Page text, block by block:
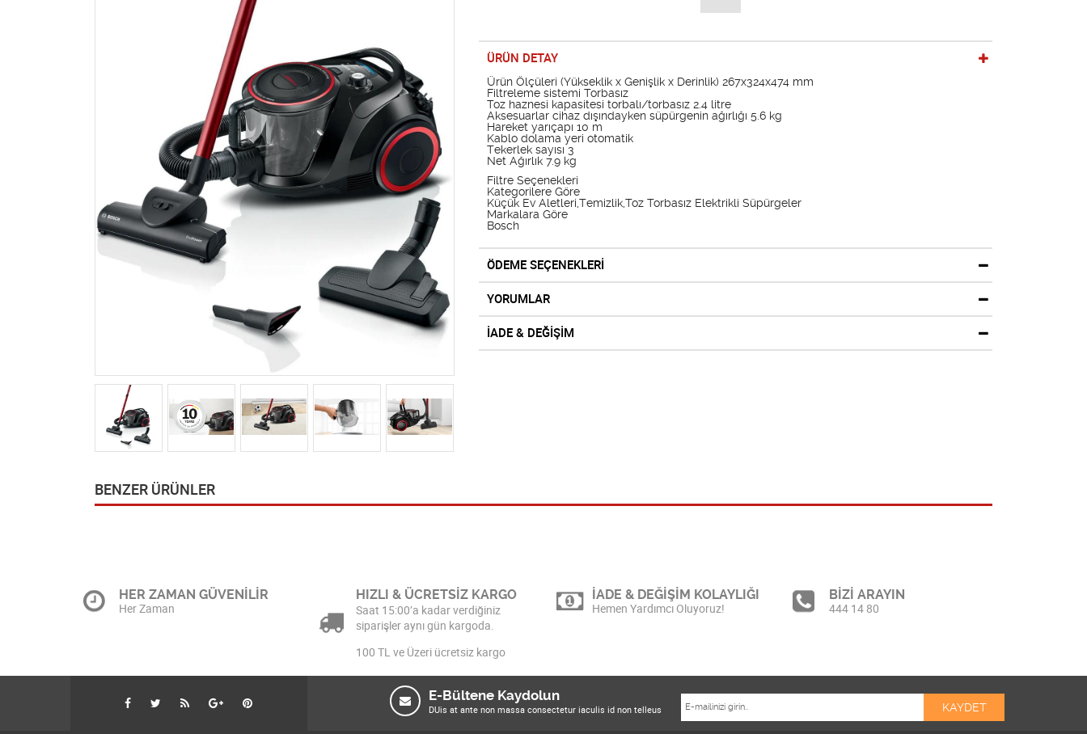
ÜRÜN DETAY
Ürün Ölçüleri (Yükseklik x Genişlik x Derinlik) 267x324x474 mm
Filtreleme sistemi Torbasız
Toz haznesi kapasitesi torbalı/torbasız 2.4 litre
Aksesuarlar cihaz dışındayken süpürgenin ağırlığı 5.6 kg
Hareket yarıçapı 10 m
Kablo dolama yeri otomatik
Tekerlek sayısı 3
Net Ağırlık 7.9 kg
Filtre Seçenekleri
Kategorilere Göre
Küçük Ev Aletleri,Temizlik,Toz Torbasız Elektrikli Süpürgeler
Markalara Göre
Bosch
ÖDEME SEÇENEKLERİ
YORUMLAR
İADE & DEĞİŞİM
BENZER ÜRÜNLER
HER ZAMAN GÜVENİLİR
Her Zaman
HIZLI & ÜCRETSİZ KARGO
Saat 15:00’a kadar verdiğiniz
siparişler aynı gün kargoda.
100 TL ve Üzeri ücretsiz kargo
İADE & DEĞİŞİM KOLAYLIĞI
Hemen Yardımcı Oluyoruz!
BİZİ ARAYIN
444 14 80
E-Bültene Kaydolun
DUis at ante non massa consectetur iaculis id non telleus